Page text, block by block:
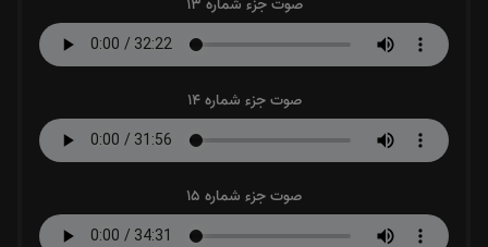
صوت جزء شماره 14
صوت جزء شماره 15